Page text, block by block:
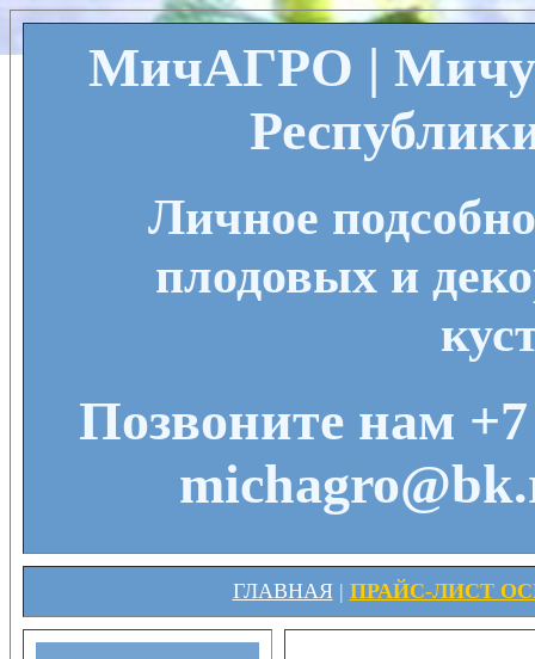
МичАГРО |
Личное
плодовых и
Позвоните нам
ГЛАВНАЯ| ПРАЙС-ЛИСТ